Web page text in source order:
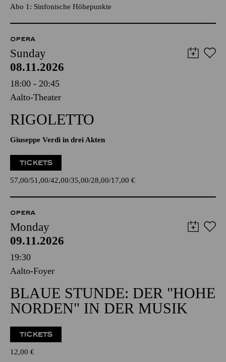
Abo 1: Sinfonische Höhepunkte
OPERA
Sunday
08.11.2026
18:00 - 20:45
Aalto-Theater
RIGOLETTO
Giuseppe Verdi in drei Akten
TICKETS
57,00 51,00 42,00 35,00 28,00 17,00 €
OPERA
Monday
09.11.2026
19:30
Aalto-Foyer
BLAUE STUNDE: DER "HOHE
NORDEN" IN DER MUSIK
TICKETS
12,00 €